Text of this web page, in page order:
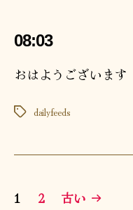
08:03
おはようございます
タ
dailyfeeds
投
1 2 古い →